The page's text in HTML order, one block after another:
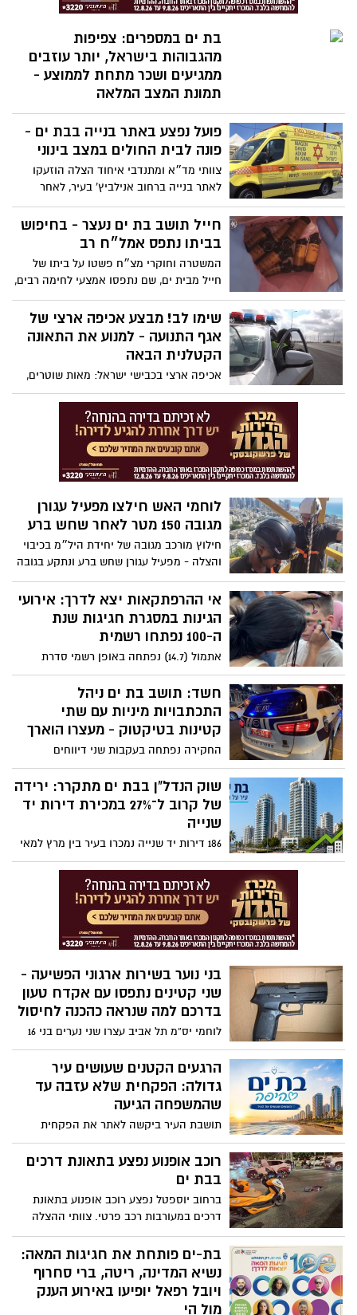
בת ים במספרים: צפיפות
מהגבוהות בישראל, יותר עוזבים
ממגיעים ושכר מתחת לממוצע -
תמונת המצב המלאה
בת ים נמצאת בשנים האחרונות בתנופת
התחדשות עירונית, אך נתוני הלשכה המרכזית
לסטטיסטיקה לשנת 2024 מציגים תמונה
מורכבת יותר. לצד פרויקטים רבים של
פינוי-בינוי וצמיחה עירונית, העיר מתמודדת
פועל נפצע באתר בנייה בבת ים -
פונה לבית החולים במצב בינוני
צוותי מד״א ומתנדבי איחוד הצלה הוזעקו
לאתר בנייה ברחוב אנילביץ’ בעיר, לאחר
שפועל נפצע במהלך עבודתו. הוא פונה לבית
החולים איכילוב כשהוא סובל מחבלות בראש
ובגפיים
חייל תושב בת ים נעצר - בחיפוש
בביתו נתפס אמל״ח רב
המשטרה וחוקרי מצ״ח פשטו על ביתו של
חייל מבית ים, שם נתפסו אמצעי לחימה רבים,
בין השאר רימונים. חבלני משטרה מטפלים
בזירה
שימו לב! מבצע אכיפה ארצי של
אגף התנועה - למנוע את התאונה
הקטלנית הבאה
אכיפה ארצי בכבישי ישראל: מאות שוטרים,
ניידות ואמצעי אכיפה מתקדמים יפעלו
להצלת חיים ולהגברת המשילות בדרכים
לוחמי האש חילצו מפעיל עגורן
מגובה 150 מטר לאחר שחש ברע
חילוץ מורכב מגובה של יחידת היל״מ בכיבוי
והצלה - מפעיל עגורן שחש ברע ונתקע בגובה
150 מטר בבת ים
אי ההרפתקאות יצא לדרך: אירועי
הגינות במסגרת חגיגות שנת
ה-100 נפתחו רשמית
אתמול (14.7) נפתחה באופן רשמי סדרת
אירועי הקיץ "אי ההרפתקאות" בגינות העיר,
במסגרת חגיגות שנת ה-100 לבת-ים. מאות
ילדים, הורים ומשפחות הגיעו לגן ברוור ונהנו
מאחר צהריים חגיגי, צבעוני ומלא בפעילויות
חשד: תושב בת ים ניהל
התכתבויות מיניות עם שתי
קטינות בטיקטוק - מעצרו הוארך
החקירה נפתחה בעקבות שני דיווחים
שהתקבלו בהפרש של חודשים. במשטרה
טענו כי החשוד קשר את עצמו לחשדות והביע
חרטה. בית המשפט קבע כי קיים חשד סביר
והאריך את מעצרו בשלושה ימים
שוק הנדל"ן בבת ים מתקרר: ירידה
של קרוב ל־27% במכירת דירות יד
שנייה
186 דירות יד שנייה נמכרו בעיר בין מרץ למאי
2026, לעומת 254 בתקופה שקדמה לכך.
הנתונים מצביעים על האטה בפעילות שוק
הדיור המקומי
בני נוער בשירות ארגוני הפשיעה -
שני קטינים נתפסו עם אקדח טעון
בדרכם למה שנראה כהכנה לחיסול
לוחמי יס”מ תל אביב עצרו שני נערים בני 16
ו-17 מיפו לאחר מרדף קצר בעקבות רכיבתם
המסוכנת על קטנוע. במהלך החיפוש נתפס
אקדח טעון במחסנית מלאה ועשרות כדורים.
במשטרה בודקים האם השניים היו בדרכם
פשיעה. הבוקר תבקש המשטרה להאריך את
הרגעים הקטנים שעושים עיר
גדולה: הפקחית שלא עזבה עד
שהמשפחה הגיעה
תושבת העיר ביקשה לאתר את הפקחית
העירונית שסייעה לאמה לאחר שנפלה בתחנת
אוטובוס. לאחר שחיפשה מי עמדה לצידה
ברגעי המצוקה, התברר כי מדובר בשיר סימן
רוכב אופנוע נפצע בתאונת דרכים
בבת ים
ברחוב יוספטל נפצע רוכב אופנוע בתאונת
דרכים במעורבות רכב פרטי. צוותי ההצלה
העניקו לו טיפול רפואי ראשוני
בת-ים פותחת את חגיגות המאה:
נשיא המדינה, ריטה, ברי סחרוף
ויובל רפאל יופיעו באירוע הענק
מול הי